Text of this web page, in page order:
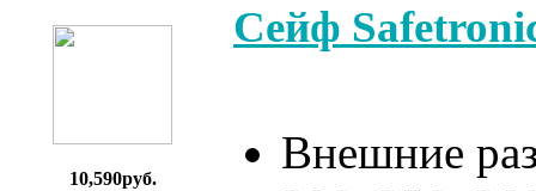
10,590руб.
Сейф
Внешние